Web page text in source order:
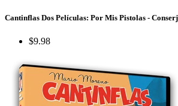
Cantinflas Dos Películas: Por Mis Pistolas -
$9.98